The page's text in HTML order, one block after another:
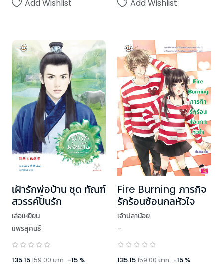
Add Wishlist Add Wishlist
เฝ้ารักพ่อบ้าน ชุด ทัณฑ์
สวรรค์ปั้นรัก
เล่อเหยียน
แพรสุคนธ์
135.15159.00บาท -15 %
Fire Burning ภารกิจ
รักร้อนซ้อนกลหัวใจ
เจ้าปลาน้อย
-
135.15159.00บาท -15 %